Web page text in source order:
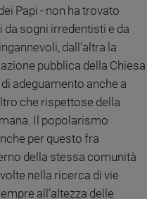
Papi - non ha trovato
sogni irredentisti e da
dall’altra la
pubblica della Chiesa
adeguamento anche a
che rispettose della
Il popolarismo
per questo fra
della stessa comunità
nella ricerca di vie
all’altezza delle